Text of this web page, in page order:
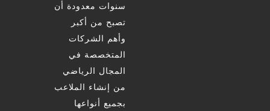
سنوات معدودة أن
تصبح من أكبر
وأهم الشركات
المتخصصة في
المجال الرياضي
من إنشاء الملاعب
بجميع أنواعها